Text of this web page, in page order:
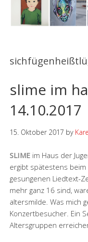
slime im
14.10.2017
15. Oktober 2017 by
SLIME im Haus der
ergibt spätestens
gesungenen Liedtext-
mehr ganz 16 sind,
altersmilde. Was mich
Konzertbesucher. Ein
Altersgruppen